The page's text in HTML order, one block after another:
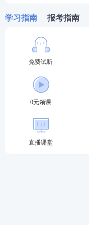
关
教材精讲班
考生夯实基础
高频考点班
学习指南 报考指南
免费试听
0元领课
直播课堂